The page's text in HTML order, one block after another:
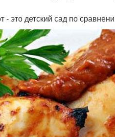
- это детский сад по